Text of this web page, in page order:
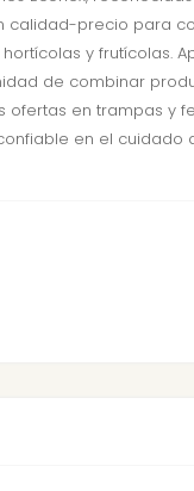
calidad-precio para
hortícolas y frutícolas.
de combinar
ofertas en trampas y
en el cuidado